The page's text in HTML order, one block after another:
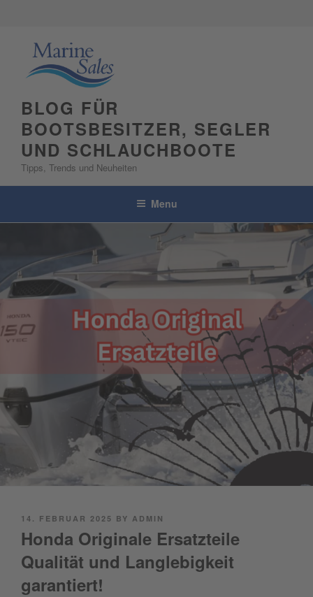
BLOG FÜR
BOOTSBESITZER, SEGLER
UND SCHLAUCHBOOTE
Tipps, Trends und Neuheiten
Menu
POSTED
ON
14. FEBRUAR 2025 BY ADMIN
Honda Originale Ersatzteile
Qualität und Langlebigkeit
garantiert!